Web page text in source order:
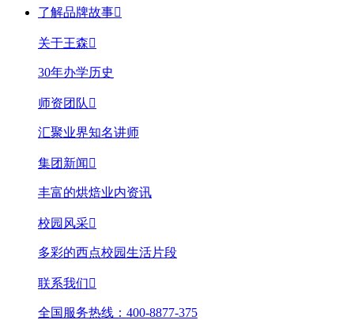
了解品牌故事
关于王森
30年办学历史
师资团队 
汇聚业界知名讲师
集团新闻 
丰富的烘焙业内资讯
校园风采
多彩的西点校园生活片段
联系我们
全国服务热线：400-8877-375